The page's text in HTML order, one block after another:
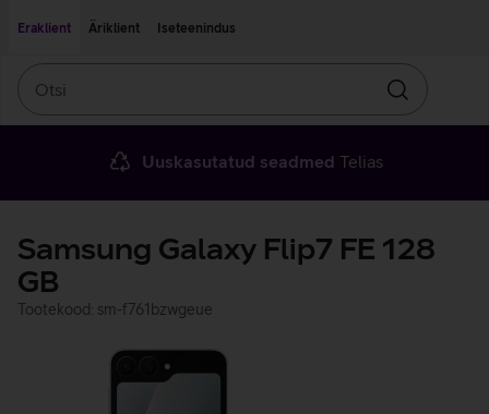
Eraklient
Äriklient Iseteenindus
Otsin
Uuskasutatud seadmed Telias
Samsung Galaxy Flip7 FE 128
GB
Tootekood: sm-f761bzwgeue